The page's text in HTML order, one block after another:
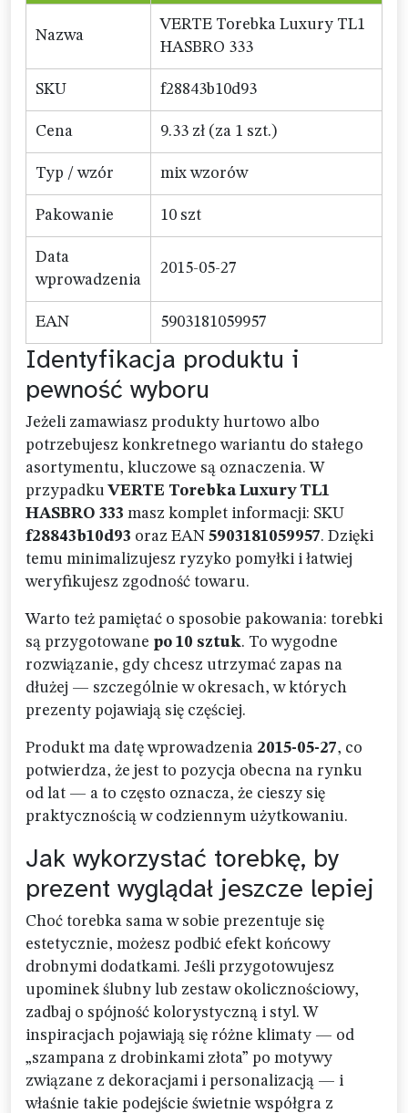
Nazwa
VERTE Torebka Luxury TL1
HASBRO 333
SKU f28843b10d93
Cena 9.33 zł (za 1 szt.)
Typ / wzór mix wzorów
Pakowanie 10 szt
Data
wprowadzenia
2015-05-27
EAN 5903181059957
Identyfikacja produktu i
pewność wyboru
Jeżeli zamawiasz produkty hurtowo albo
potrzebujesz konkretnego wariantu do stałego
asortymentu, kluczowe są oznaczenia. W
przypadkuVERTE Torebka Luxury TL1
HASBRO 333 masz komplet informacji: SKU
f28843b10d93 oraz EAN 5903181059957. Dzięki
temu minimalizujesz ryzyko pomyłki i łatwiej
weryfikujesz zgodność towaru.
Warto też pamiętać o sposobie pakowania: torebki
są przygotowane po 10 sztuk. To wygodne
rozwiązanie, gdy chcesz utrzymać zapas na
dłużej — szczególnie w okresach, w których
prezenty pojawiają się częściej.
Produkt ma datę wprowadzenia 2015-05-27, co
potwierdza, że jest to pozycja obecna na rynku
od lat — a to często oznacza, że cieszy się
praktycznością w codziennym użytkowaniu.
Jak wykorzystać torebkę, by
prezent wyglądał jeszcze lepiej
Choć torebka sama w sobie prezentuje się
estetycznie, możesz podbić efekt końcowy
drobnymi dodatkami. Jeśli przygotowujesz
upominek ślubny lub zestaw okolicznościowy,
zadbaj o spójność kolorystyczną i styl. W
inspiracjach pojawiają się różne klimaty — od
„szampana z drobinkami złota” po motywy
związane z dekoracjami i personalizacją — i
właśnie takie podejście świetnie współgra z